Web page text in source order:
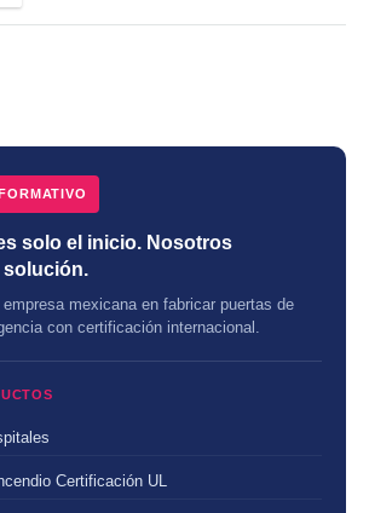
solo el inicio. Nosotros
solución.
mexicana en fabricar puertas de
con certificación internacional.
Certificación UL